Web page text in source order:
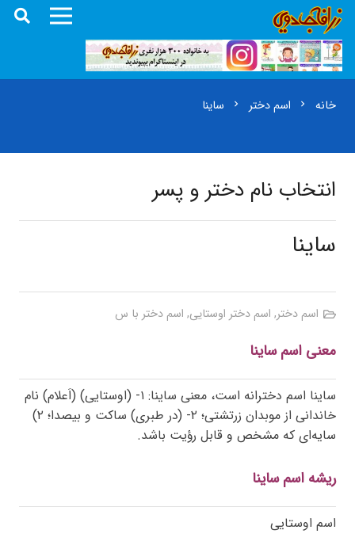
خانه chevron_right اسم دختر chevron_right ساینا
انتخاب نام دختر و پسر
ساینا
اسم دختر, اسم دختر اوستایی, اسم دختر با س
معنی اسم ساینا
ساینا اسم دخترانه است، معنی ساینا: ۱- (اوستایی) (اَعلام) نام
خاندانی از موبدان زرتشتی؛ ۲- (در طبری) ساکت و بیصدا؛ ۲)
سایه‌ای که مشخص و قابل رؤیت باشد.
ریشه اسم ساینا
اسم اوستایی